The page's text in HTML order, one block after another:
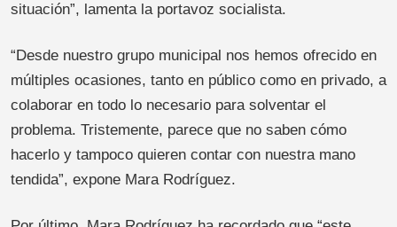
situación”, lamenta la portavoz socialista.
“Desde nuestro grupo municipal nos hemos ofrecido en
múltiples ocasiones, tanto en público como en privado, a
colaborar en todo lo necesario para solventar el
problema. Tristemente, parece que no saben cómo
hacerlo y tampoco quieren contar con nuestra mano
tendida”, expone Mara Rodríguez.